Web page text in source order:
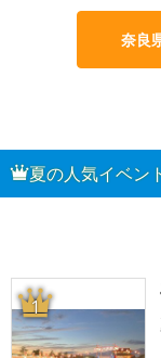
奈良
夏の人気イベン
1